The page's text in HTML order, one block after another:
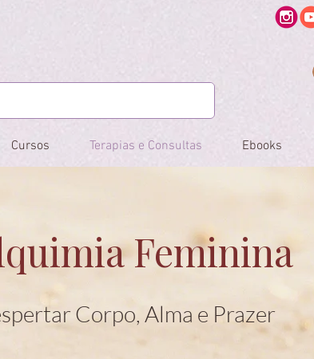
Cursos Terapias e Consultas Ebooks
Feminina
Corpo, Alma e Prazer